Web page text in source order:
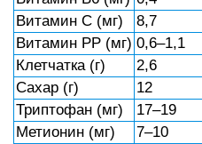
Витамин С (мг)
8,7
Витамин РР (мг) 0,6–1,1
Клетчатка (г)
2,6
Сахар (г)
12
Триптофан (мг)
17–19
Метионин (мг)
7–10